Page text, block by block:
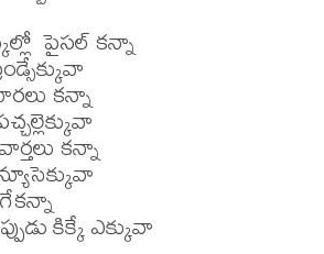
పైసల్ కన్నా
కన్నా
కన్నా
కిక్కే ఎక్కువా